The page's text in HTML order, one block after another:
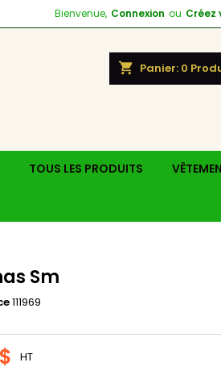
Bienvenue, Connexion ou Créez
shopping_cart Panier: 0
TOUS LES PRODUITS
Sm
111969
HT